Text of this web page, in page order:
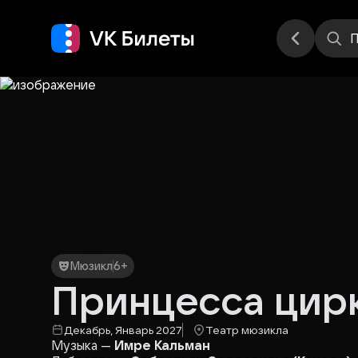
Мюзикл6+
Принцесса
Декабрь, Январь 2027 Театр мюзикла
Музыка — Имре Кальман